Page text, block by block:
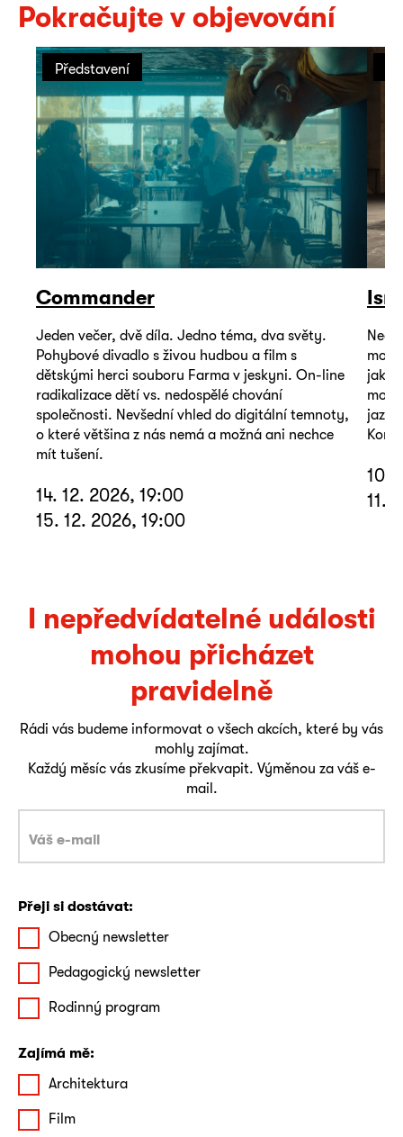
Pokračujte v objevování
Představení
Commander
Jeden večer, dvě díla. Jedno téma, dva světy.
Pohybové divadlo s živou hudbou a film s
dětskými herci souboru Farma v jeskyni. On-line
radikalizace dětí vs. nedospělé chování
společnosti. Nevšední vhled do digitální temnoty,
o které většina z nás nemá a možná ani nechce
mít tušení.
14. 12. 2026, 19:00
15. 12. 2026, 19:00
jako
10.
11.
I nepředvídatelné události
mohou přicházet
pravidelně
Rádi vás budeme informovat o všech akcích, které by vás
mohly zajímat.
Každý měsíc vás zkusíme překvapit. Výměnou za váš e-
mail.
Přeji si dostávat:
Obecný newsletter
Pedagogický newsletter
Rodinný program
Zajímá mě:
Architektura
Film